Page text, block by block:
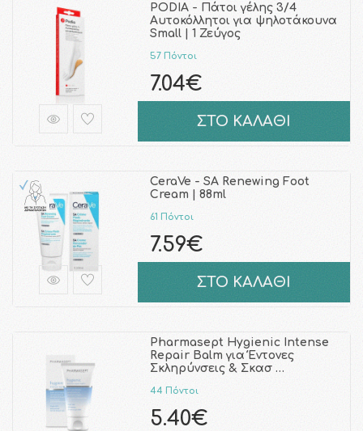
PODIA - Πάτοι γέλης 3/4
Αυτοκόλλητοι για ψηλοτάκουνα
Small | 1 Ζεύγος
57 Πόντοι
7.04€
ΣΤΟ ΚΑΛΑΘΙ
CeraVe - SA Renewing Foot
Cream | 88ml
61 Πόντοι
7.59€
ΣΤΟ ΚΑΛΑΘΙ
Pharmasept Hygienic Intense
Repair Balm για Έντονες
Σκληρύνσεις & Σκασ …
44 Πόντοι
5.40€